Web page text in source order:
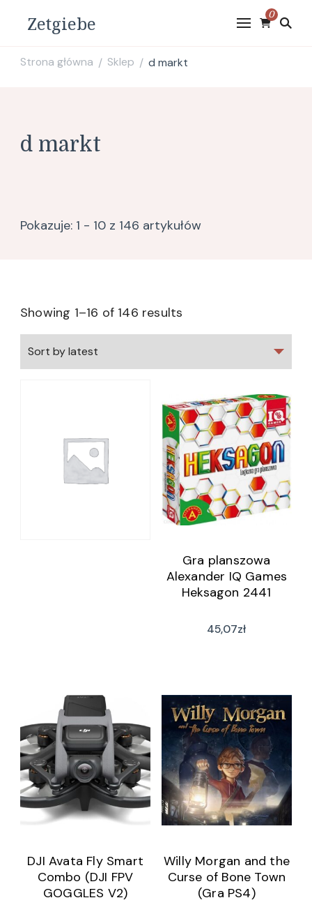
Zetgiebe 0
Strona główna / Sklep / d markt
d markt
Pokazuje: 1 - 10 z 146 artykułów
Showing 1–16 of 146 results
Gra planszowa
Alexander IQ Games
Heksagon 2441
45,07zł
DJI Avata Fly Smart
Combo (DJI FPV
GOGGLES V2)
Willy Morgan and the
Curse of Bone Town
(Gra PS4)